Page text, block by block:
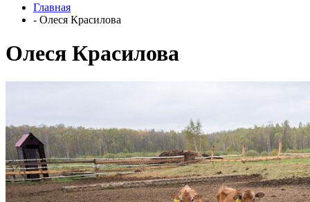
Главная
- Олеся Красилова
Олеся Красилова